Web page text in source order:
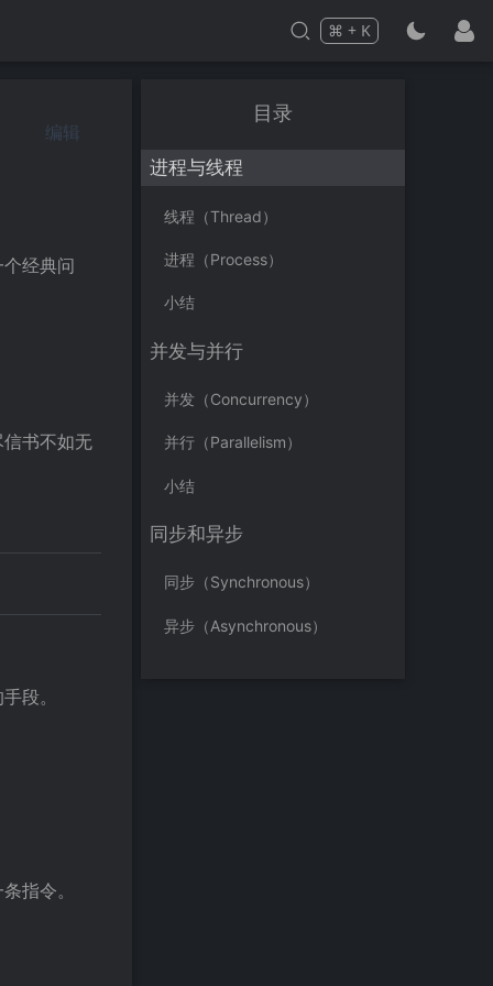
Press
⌘ +
and K
to search
编辑
经典问
书不如无
段。
指令。
目录
进程与线程
线程（Thread）
进程（Process）
小结
并发与并行
并发（Concurrency）
并行（Parallelism）
小结
同步和异步
同步（Synchronous）
异步（Asynchronous）